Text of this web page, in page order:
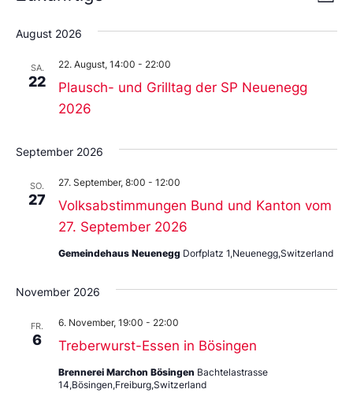
Sie
das
aus.
August 2026
SA.
22
Plausch- und Grilltag der SP Neuenegg
2026
22. August, 14:00 - 22:00
September 2026
SO.
27
Volksabstimmungen Bund und Kanton vom
27. September 2026
27. September, 8:00 - 12:00
Gemeindehaus Neuenegg Dorfplatz 1,Neuenegg,Switzerland
November 2026
FR.
6 Treberwurst-Essen in Bösingen
6. November, 19:00 - 22:00
Brennerei Marchon Bösingen Bachtelastrasse
14,Bösingen,Freiburg,Switzerland